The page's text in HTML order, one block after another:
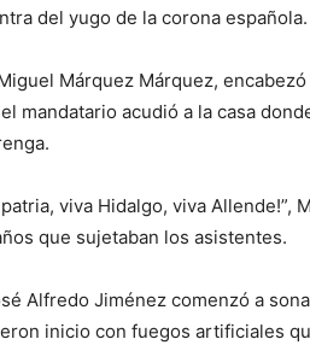
del yugo de la corona española.
Márquez Márquez,
mandatario acudió a la casa
viva Hidalgo, viva Allende!”,
que sujetaban los asistentes.
Alfredo Jiménez comenzó a
inicio con fuegos artificiales